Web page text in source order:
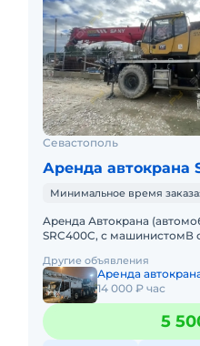
Севастополь
Аренда автокрана
Минимальное время заказа:
Apeнда Автокрана
SRC400C, с машинистомВ
необходимыми
Другие объявления
Аренда
14 000 ₽ час
5